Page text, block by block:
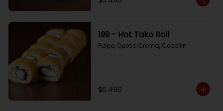
199 - Hot Tako Roll
Pulpo, Queso Crema, Cebollin
$6.490